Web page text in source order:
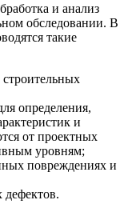
и анализ
обследовании. В
такие
строительных
определения,
и
от проектных
уровням;
повреждениях и
дефектов.